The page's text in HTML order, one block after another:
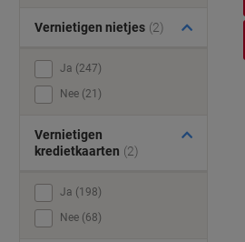
Vernietigen nietjes (2)
Ja (247)
Nee (21)
Vernietigen
kredietkaarten (2)
Ja (198)
Nee (68)